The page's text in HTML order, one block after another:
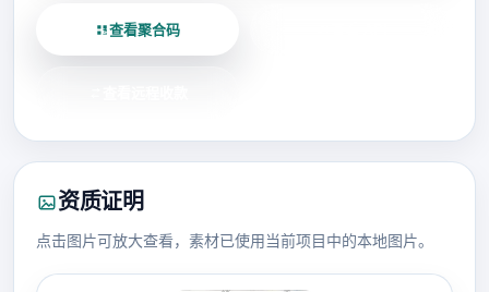
查看聚合码
资质证明
点击图片可放大查看，素材已使用当前项目中的本地图片。